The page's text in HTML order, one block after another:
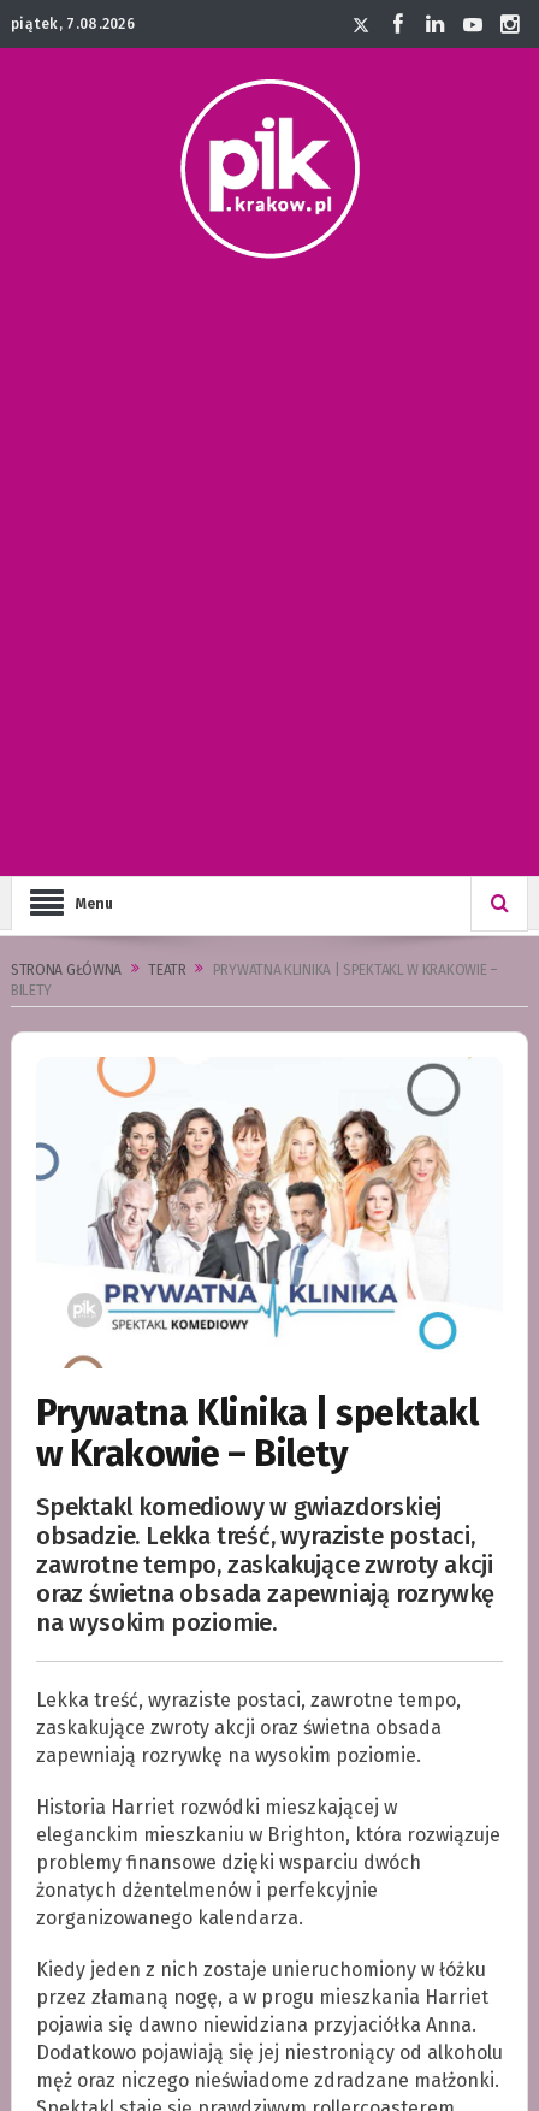
piątek, 7.08.2026
Menu
STRONA GŁÓWNA TEATR
PRYWATNA KLINIKA | SPEKTAKL W KRAKOWIE –
BILETY
Prywatna Klinika | spektakl
w Krakowie – Bilety
Spektakl komediowy w gwiazdorskiej
obsadzie. Lekka treść, wyraziste postaci,
zawrotne tempo, zaskakujące zwroty akcji
oraz świetna obsada zapewniają rozrywkę
na wysokim poziomie.
Lekka treść, wyraziste postaci, zawrotne tempo,
zaskakujące zwroty akcji oraz świetna obsada
zapewniają rozrywkę na wysokim poziomie.
Historia Harriet rozwódki mieszkającej w
eleganckim mieszkaniu w Brighton, która rozwiązuje
problemy finansowe dzięki wsparciu dwóch
żonatych dżentelmenów i perfekcyjnie
zorganizowanego kalendarza.
Kiedy jeden z nich zostaje unieruchomiony w łóżku
przez złamaną nogę, a w progu mieszkania Harriet
pojawia się dawno niewidziana przyjaciółka Anna.
Dodatkowo pojawiają się jej niestroniący od alkoholu
męż oraz niczego nieświadome zdradzane małżonki.